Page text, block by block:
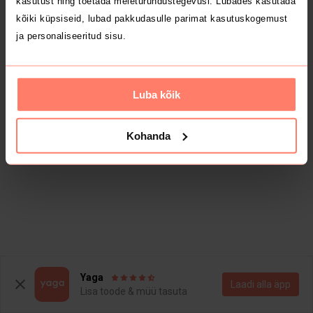
kõiki küpsiseid, lubad pakkudasulle parimat kasutuskogemust
ja personaliseeritud sisu.
Luba kõik
Kohanda
Yaga
Lisa toode & müü tasuta
Laadi alla äpp